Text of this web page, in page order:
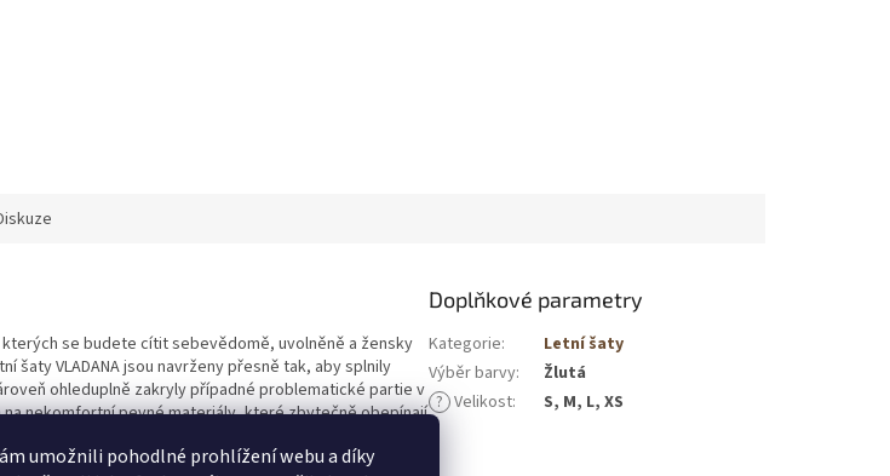
umožnili pohodlné prohlížení webu a díky
kterých se budete cítit sebevědomě, uvolněně a žensky
šaty VLADANA jsou navrženy přesně tak, aby splnily
ohleduplně zakryly případné problematické partie v
nekomfortní pevné materiály, které zbytečně obepínají
sukni, jež dodá vašemu kroku lehkost.
Doplňkové parametry
Kategorie:
Letní šaty
Výběr barvy:
Žlutá
? Velikost: S, M, L, XS